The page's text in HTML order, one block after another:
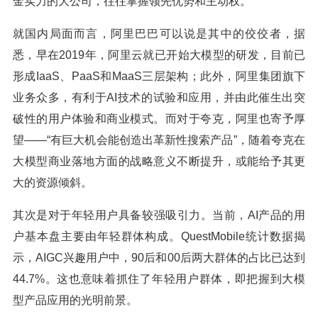
就国内局面而言，阿里巴巴可以说是其中的佼佼者，据
悉，早在2019年，阿里云就已开始大模型的研发，目前已
形成IaaS、PaaS和MaaS三层架构；此外，阿里集团旗下
业务众多，有利于AI技术的试验和应用，并由此催生出突
破性的用户体验和商业模式。而对于夸克，阿里也寄予厚
望——“有巨大机会能创造出革新性搜索产品”，随着夸克在
大模型商业落地方面的战略意义不断提升，或能给予其更
大的资源倾斜。
其次是对于年轻用户具备较强吸引力。当前，AI产品的用
户基本盘主要由年轻群体构成。QuestMobile统计数据揭
示，AIGC兴趣用户中，90后和00后两大群体的占比已达到
44.7%。这也意味着抓住了年轻用户群体，即把握到大模
型产品应用的光明前景。